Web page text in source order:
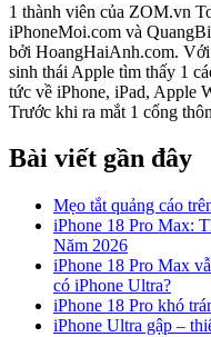
1 thành viên của ZOM.vn
iPhoneMoi.com và
bởi HoangHaiAnh.com. Với
sinh thái Apple tìm thấy 1
tức về iPhone, iPad, Apple
Trước khi ra mắt 1 cổng
Bài viết gần đây
Mẹo tắt quảng cáo
iPhone 18 Pro Max:
Năm 2026
iPhone 18 Pro Max
có iPhone Ultra?
iPhone 18 Pro khó
iPhone Ultra gập –